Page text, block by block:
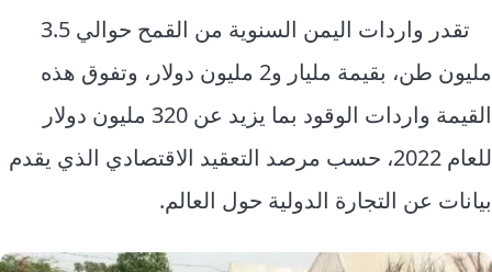
تقدر واردات اليمن السنوية من القمح حوالي 3.5
مليون طن، بقيمة مليار و2 مليون دولار، وتفوق هذه
القيمة واردات الوقود بما يزيد عن 320 مليون دولار
للعام 2022، حسب مرصد التعقيد الاقتصادي الذي يقدم
بيانات عن التجارة الدولية حول العالم.